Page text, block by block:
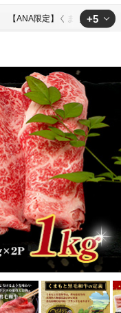
【ANA限定】くまもと黒毛
【ANA限定】くま
牛 赤身 スライス 1kg
まもと黒毛和牛 赤身 スライ
【ANA限定】くまもと黒毛和
+5